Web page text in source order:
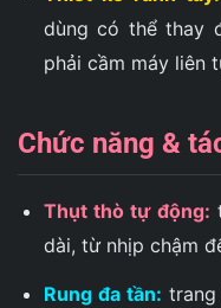
dùng có thể thay
phải cầm máy liên
Chức năng &
Thụt thò tự động:
dài, từ nhịp chậm
Rung đa tần: